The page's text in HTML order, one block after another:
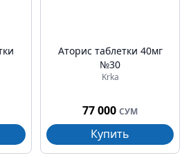
Аторис таблетки 40мг
№30
Krka
77 000 СУМ
Купить